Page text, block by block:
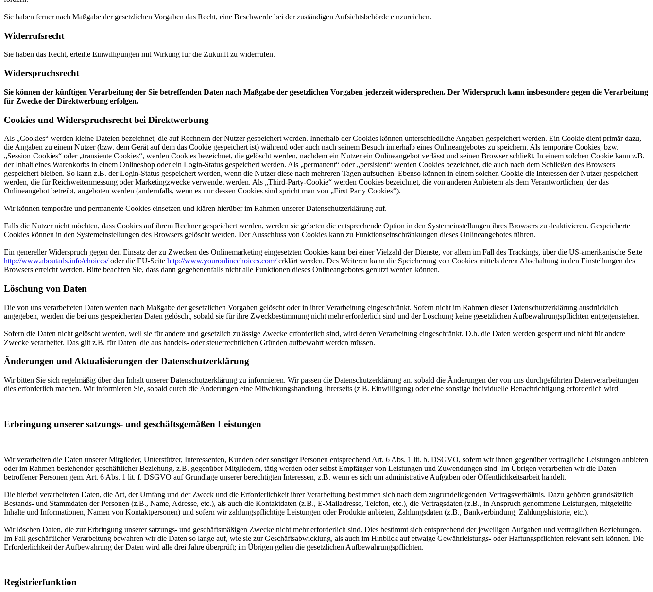
Sie haben ferner nach Maßgabe der gesetzlichen Vorgaben das Recht, eine Beschwerde bei der zuständigen Aufsichtsbehörde einzureichen.
Widerrufsrecht
Sie haben das Recht, erteilte Einwilligungen mit Wirkung für die Zukunft zu widerrufen.
Widerspruchsrecht
Sie können der künftigen Verarbeitung der Sie betreffenden Daten nach Maßgabe der gesetzlichen Vorgaben jederzeit widersprechen. Der Widerspruch kann insbesondere gegen die Verarbeitung
für Zwecke der Direktwerbung erfolgen.
Cookies und Widerspruchsrecht bei Direktwerbung
Als „Cookies“ werden kleine Dateien bezeichnet, die auf Rechnern der Nutzer gespeichert werden. Innerhalb der Cookies können unterschiedliche Angaben gespeichert werden. Ein Cookie dient primär dazu,
die Angaben zu einem Nutzer (bzw. dem Gerät auf dem das Cookie gespeichert ist) während oder auch nach seinem Besuch innerhalb eines Onlineangebotes zu speichern. Als temporäre Cookies, bzw.
„Session-Cookies“ oder „transiente Cookies“, werden Cookies bezeichnet, die gelöscht werden, nachdem ein Nutzer ein Onlineangebot verlässt und seinen Browser schließt. In einem solchen Cookie kann z.B.
der Inhalt eines Warenkorbs in einem Onlineshop oder ein Login-Status gespeichert werden. Als „permanent“ oder „persistent“ werden Cookies bezeichnet, die auch nach dem Schließen des Browsers
gespeichert bleiben. So kann z.B. der Login-Status gespeichert werden, wenn die Nutzer diese nach mehreren Tagen aufsuchen. Ebenso können in einem solchen Cookie die Interessen der Nutzer gespeichert
werden, die für Reichweitenmessung oder Marketingzwecke verwendet werden. Als „Third-Party-Cookie“ werden Cookies bezeichnet, die von anderen Anbietern als dem Verantwortlichen, der das
Onlineangebot betreibt, angeboten werden (andernfalls, wenn es nur dessen Cookies sind spricht man von „First-Party Cookies“).
Wir können temporäre und permanente Cookies einsetzen und klären hierüber im Rahmen unserer Datenschutzerklärung auf.
Falls die Nutzer nicht möchten, dass Cookies auf ihrem Rechner gespeichert werden, werden sie gebeten die entsprechende Option in den Systemeinstellungen ihres Browsers zu deaktivieren. Gespeicherte
Cookies können in den Systemeinstellungen des Browsers gelöscht werden. Der Ausschluss von Cookies kann zu Funktionseinschränkungen dieses Onlineangebotes führen.
Ein genereller Widerspruch gegen den Einsatz der zu Zwecken des Onlinemarketing eingesetzten Cookies kann bei einer Vielzahl der Dienste, vor allem im Fall des Trackings, über die US-amerikanische Seite
http://www.aboutads.info/choices/oder die EU-Seite http://www.youronlinechoices.com/erklärt werden. Des Weiteren kann die Speicherung von Cookies mittels deren Abschaltung in den Einstellungen des
Browsers erreicht werden. Bitte beachten Sie, dass dann gegebenenfalls nicht alle Funktionen dieses Onlineangebotes genutzt werden können.
Löschung von Daten
Die von uns verarbeiteten Daten werden nach Maßgabe der gesetzlichen Vorgaben gelöscht oder in ihrer Verarbeitung eingeschränkt. Sofern nicht im Rahmen dieser Datenschutzerklärung ausdrücklich
angegeben, werden die bei uns gespeicherten Daten gelöscht, sobald sie für ihre Zweckbestimmung nicht mehr erforderlich sind und der Löschung keine gesetzlichen Aufbewahrungspflichten entgegenstehen.
Sofern die Daten nicht gelöscht werden, weil sie für andere und gesetzlich zulässige Zwecke erforderlich sind, wird deren Verarbeitung eingeschränkt. D.h. die Daten werden gesperrt und nicht für andere
Zwecke verarbeitet. Das gilt z.B. für Daten, die aus handels- oder steuerrechtlichen Gründen aufbewahrt werden müssen.
Änderungen und Aktualisierungen der Datenschutzerklärung
Wir bitten Sie sich regelmäßig über den Inhalt unserer Datenschutzerklärung zu informieren. Wir passen die Datenschutzerklärung an, sobald die Änderungen der von uns durchgeführten Datenverarbeitungen
dies erforderlich machen. Wir informieren Sie, sobald durch die Änderungen eine Mitwirkungshandlung Ihrerseits (z.B. Einwilligung) oder eine sonstige individuelle Benachrichtigung erforderlich wird.
Erbringung unserer satzungs- und geschäftsgemäßen Leistungen
Wir verarbeiten die Daten unserer Mitglieder, Unterstützer, Interessenten, Kunden oder sonstiger Personen entsprechend Art. 6 Abs. 1 lit. b. DSGVO, sofern wir ihnen gegenüber vertragliche Leistungen anbieten
oder im Rahmen bestehender geschäftlicher Beziehung, z.B. gegenüber Mitgliedern, tätig werden oder selbst Empfänger von Leistungen und Zuwendungen sind. Im Übrigen verarbeiten wir die Daten
betroffener Personen gem. Art. 6 Abs. 1 lit. f. DSGVO auf Grundlage unserer berechtigten Interessen, z.B. wenn es sich um administrative Aufgaben oder Öffentlichkeitsarbeit handelt.
Die hierbei verarbeiteten Daten, die Art, der Umfang und der Zweck und die Erforderlichkeit ihrer Verarbeitung bestimmen sich nach dem zugrundeliegenden Vertragsverhältnis. Dazu gehören grundsätzlich
Bestands- und Stammdaten der Personen (z.B., Name, Adresse, etc.), als auch die Kontaktdaten (z.B., E-Mailadresse, Telefon, etc.), die Vertragsdaten (z.B., in Anspruch genommene Leistungen, mitgeteilte
Inhalte und Informationen, Namen von Kontaktpersonen) und sofern wir zahlungspflichtige Leistungen oder Produkte anbieten, Zahlungsdaten (z.B., Bankverbindung, Zahlungshistorie, etc.).
Wir löschen Daten, die zur Erbringung unserer satzungs- und geschäftsmäßigen Zwecke nicht mehr erforderlich sind. Dies bestimmt sich entsprechend der jeweiligen Aufgaben und vertraglichen Beziehungen.
Im Fall geschäftlicher Verarbeitung bewahren wir die Daten so lange auf, wie sie zur Geschäftsabwicklung, als auch im Hinblick auf etwaige Gewährleistungs- oder Haftungspflichten relevant sein können. Die
Erforderlichkeit der Aufbewahrung der Daten wird alle drei Jahre überprüft; im Übrigen gelten die gesetzlichen Aufbewahrungspflichten.
Registrierfunktion